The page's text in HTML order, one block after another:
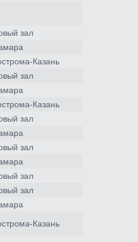
зал
Казань
зал
Казань
зал
зал
зал
зал
Казань